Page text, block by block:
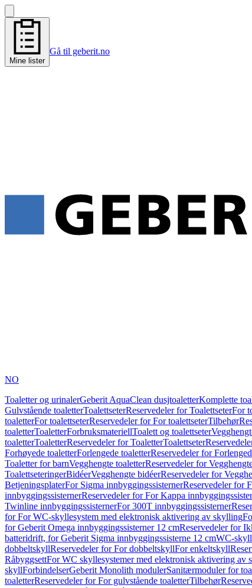
Mine lister
Gå til geberit.no
NO
Toaletter og urinalerGeberit AquaClean dusjtoaletterKomplette
Gulvstående toaletterToalettseterReservedeler for ToalettseterFor
toaletterFor toalettseterReservedeler for For toalettseterTilbehør
toaletterToaletterForbruksmateriellToalett og toalettseter
toaletterToaletterReservedeler for ToaletterToalettseter
Forhøyede toaletterForlengede toaletterReservedeler for
Toaletter for barnVegghengte toaletterReservedeler for
ToalettseteringerBidéerVegghengte bidéerReservedeler for
BetjeningsplaterFor Sigma innbyggingssisternerReservedeler for
innbyggingssisternerReservedeler for For Kappa
Twinline innbyggingssisternerFor 300T innbyggingssisterner
for For WC-skyllesystem med elektronisk aktivering av skylling
for Geberit Omega innbyggingssisterner 12 cmReservedeler for
batteridrift, for Geberit Sigma innbyggingssisterne 12 cmWC-
dobbeltskyllReservedeler for For dobbeltskyllFor enkeltskyll
RåbyggsettFor WC skyllesystemer med elektronisk aktivering av
skyllForbindelserGeberit Monolith modulerSanitærmoduler for
toaletterReservedeler for For gulvstående toaletterTilbehør